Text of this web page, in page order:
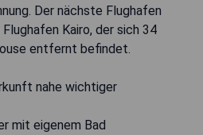
Der nächste Flughafen
Kairo, der sich 34
entfernt befindet.
nahe wichtiger
mit eigenem Bad